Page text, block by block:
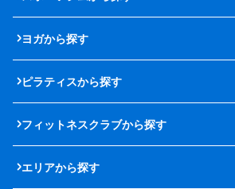
ヨガから探す
ピラティスから探す
フィットネスクラブから探す
エリアから探す